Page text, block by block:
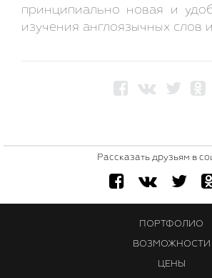
принципиально новая и
изучения англоязычных слов
Рассказать друзьям в
ПОРТФОЛИО
ВОЗМОЖНОСТИ
ЦЕНЫ